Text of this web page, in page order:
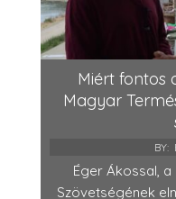
Miért fontos
Magyar
BY:
Éger Ákossal,
Szövetségének